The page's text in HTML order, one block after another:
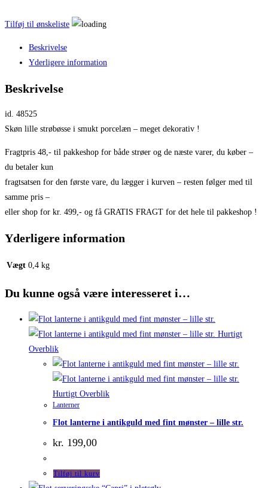
Tilføj til ønskeliste
Beskrivelse
Yderligere information
Beskrivelse
id. 48525
Skøn lille strøbøsse i smukt porcelæn – meget dekorativ !
Fragtpris 48,- til pakkeshop for både strøer og de næste varer, du køber –
du betaler kun
fragtsatsen for den første vare, du lægger i kurven – resten følger med til
samme pris –
eller shop for kr. 499,- og få GRATIS FRAGT for det hele til pakkeshop !
Yderligere information
Vægt 0,4 kg
Du kunne også være interesseret i…
Hurtigt
Overblik
Hurtigt Overblik
Lanterner
Flot lanterne i antikguld med fint mønster – lille str.
kr. 199,00
Tilføj til kurv